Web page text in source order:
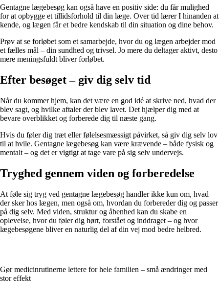
Gentagne lægebesøg kan også have en positiv side: du får mulighed
for at opbygge et tillidsforhold til din læge. Over tid lærer I hinanden at
kende, og lægen får et bedre kendskab til din situation og dine behov.
Prøv at se forløbet som et samarbejde, hvor du og lægen arbejder mod
et fælles mål – din sundhed og trivsel. Jo mere du deltager aktivt, desto
mere meningsfuldt bliver forløbet.
Efter besøget – giv dig selv tid
Når du kommer hjem, kan det være en god idé at skrive ned, hvad der
blev sagt, og hvilke aftaler der blev lavet. Det hjælper dig med at
bevare overblikket og forberede dig til næste gang.
Hvis du føler dig træt eller følelsesmæssigt påvirket, så giv dig selv lov
til at hvile. Gentagne lægebesøg kan være krævende – både fysisk og
mentalt – og det er vigtigt at tage vare på sig selv undervejs.
Tryghed gennem viden og forberedelse
At føle sig tryg ved gentagne lægebesøg handler ikke kun om, hvad
der sker hos lægen, men også om, hvordan du forbereder dig og passer
på dig selv. Med viden, struktur og åbenhed kan du skabe en
oplevelse, hvor du føler dig hørt, forstået og inddraget – og hvor
lægebesøgene bliver en naturlig del af din vej mod bedre helbred.
Gør medicinrutinerne lettere for hele familien – små ændringer med
stor effekt